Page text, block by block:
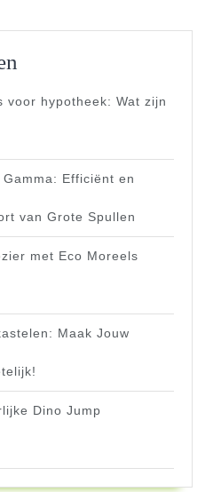
voor hypotheek: Wat zijn
Efficiënt en
van Grote Spullen
met Eco Moreels
Maak Jouw
Dino Jump